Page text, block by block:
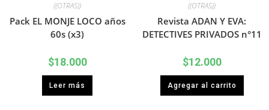
((OTRAS))
Pack EL MONJE LOCO años
60s (x3)
$18.000
Leer más
((OTRAS))
Revista ADAN Y EVA:
DETECTIVES PRIVADOS n°11
$12.000
Agregar al carrito